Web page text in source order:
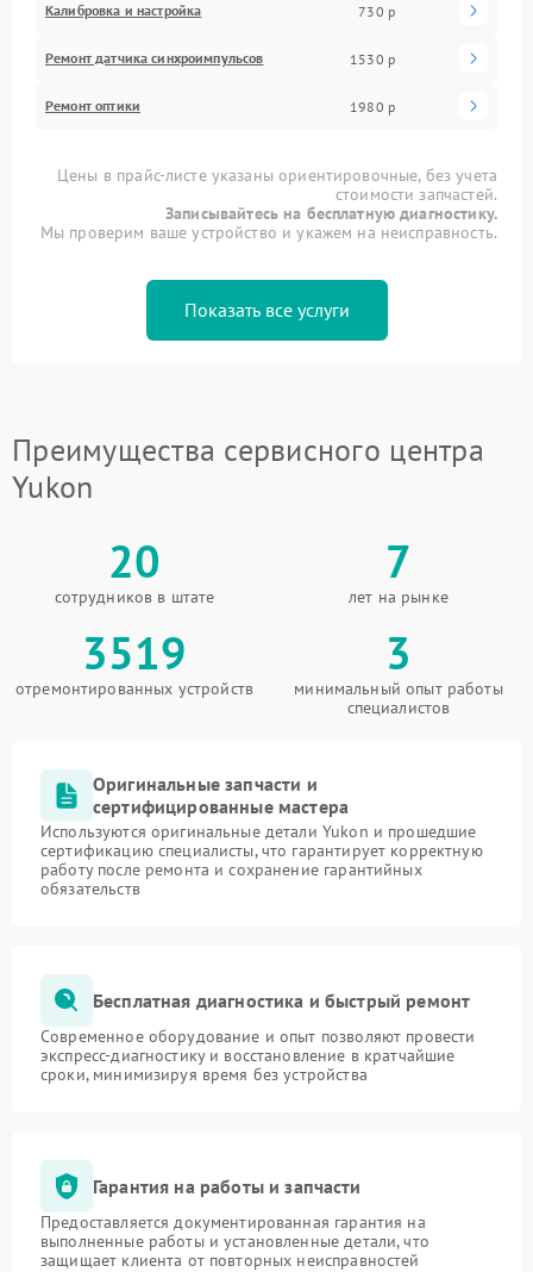
Калибровка и настройка 730 р
Ремонт датчика синхроимпульсов 1530 р
Ремонт оптики 1980 р
Цены в прайс-листе указаны ориентировочные, без учета
стоимости запчастей.
Записывайтесь на бесплатную диагностику.
Мы проверим ваше устройство и укажем на неисправность.
Показать все услуги
Преимущества сервисного центра
Yukon
20
сотрудников в штате
7
лет на рынке
3519
отремонтированных устройств
3
минимальный опыт работы
специалистов
Оригинальные запчасти и
сертифицированные мастера
Используются оригинальные детали Yukon и прошедшие
сертификацию специалисты, что гарантирует корректную
работу после ремонта и сохранение гарантийных
обязательств
Бесплатная диагностика и быстрый ремонт
Современное оборудование и опыт позволяют провести
экспресс-диагностику и восстановление в кратчайшие
сроки, минимизируя время без устройства
Гарантия на работы и запчасти
Предоставляется документированная гарантия на
выполненные работы и установленные детали, что
защищает клиента от повторных неисправностей